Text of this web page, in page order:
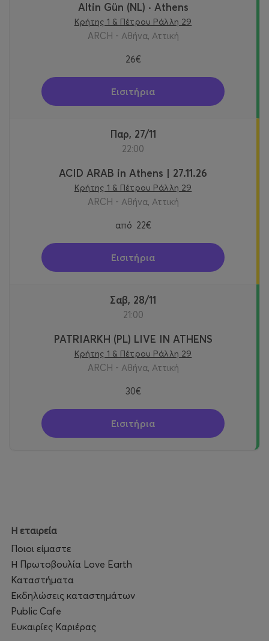
Altin Gün (NL) · Athens
Κρήτης 1 & Πέτρου Ράλλη 29
ARCH - Αθήνα, Αττική
26€
Εισιτήρια
Παρ, 27/11
22:00
ACID ARAB in Athens | 27.11.26
Κρήτης 1 & Πέτρου Ράλλη 29
ARCH - Αθήνα, Αττική
από 22€
Εισιτήρια
Σαβ, 28/11
21:00
PATRIARKH (PL) LIVE IN ATHENS
Κρήτης 1 & Πέτρου Ράλλη 29
ARCH - Αθήνα, Αττική
30€
Εισιτήρια
Η εταιρεία
Ποιοι είμαστε
Η Πρωτοβουλία Love Earth
Καταστήματα
Εκδηλώσεις καταστημάτων
Public Cafe
Ευκαιρίες Καριέρας